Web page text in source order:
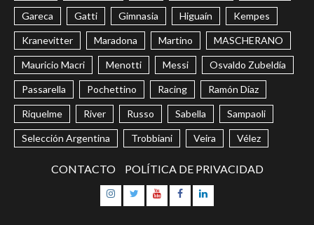
Gareca Gatti Gimnasia Higuaín Kempes
Kranevitter Maradona Martino MASCHERANO
Mauricio Macri Menotti Messi Osvaldo Zubeldía
Passarella Pochettino Racing Ramón Díaz
Riquelme River Russo Sabella Sampaoli
Selección Argentina Trobbiani Veira Vélez
CONTACTO POLÍTICA DE PRIVACIDAD
Instagram
TwitterYoutubeFacebookLinkedIn